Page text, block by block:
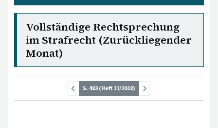
Vollständige Rechtsprechung
im Strafrecht (Zurückliegender
Monat)
S. 483 (Heft 11/2018)